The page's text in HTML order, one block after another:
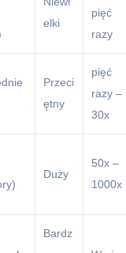
elki
pięć
razy
Przeci
ętny
pięć
razy –
30x
Duży
50x –
1000x
Bardz